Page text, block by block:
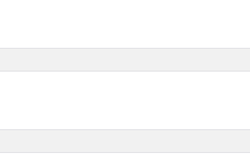
Regular Fit